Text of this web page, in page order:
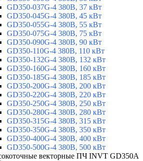
GD350-037G-4 380В, 37 кВт
GD350-045G-4 380В, 45 кВт
GD350-055G-4 380В, 55 кВт
GD350-075G-4 380В, 75 кВт
GD350-090G-4 380В, 90 кВт
GD350-110G-4 380В, 110 кВт
GD350-132G-4 380В, 132 кВт
GD350-160G-4 380В, 160 кВт
GD350-185G-4 380В, 185 кВт
GD350-200G-4 380В, 200 кВт
GD350-220G-4 380В, 220 кВт
GD350-250G-4 380В, 250 кВт
GD350-280G-4 380В, 280 кВт
GD350-315G-4 380В, 315 кВт
GD350-350G-4 380В, 350 кВт
GD350-400G-4 380В, 400 кВт
GD350-500G-4 380В, 500 кВт
векторные ПЧ INVT GD350A